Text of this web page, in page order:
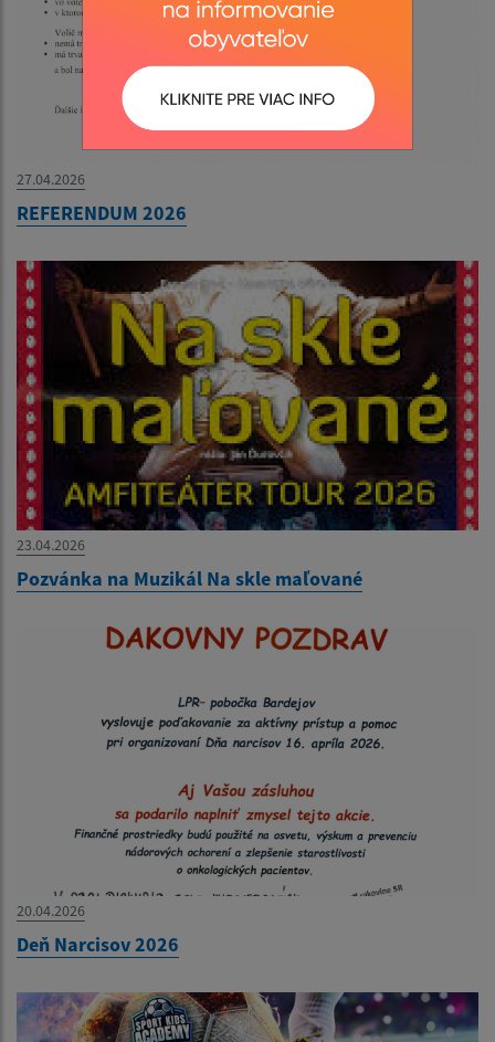
27.04.2026
REFERENDUM 2026
23.04.2026
Pozvánka na Muzikál Na skle maľované
20.04.2026
Deň Narcisov 2026